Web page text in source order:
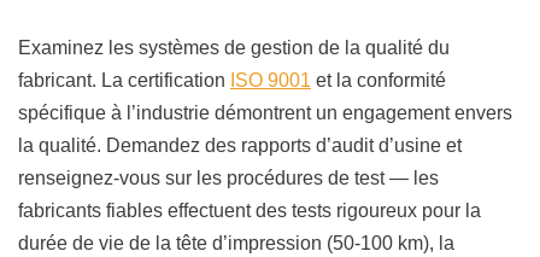
Examinez les systèmes de gestion de la qualité du
fabricant. La certification ISO 9001 et la conformité
spécifique à l’industrie démontrent un engagement envers
la qualité. Demandez des rapports d’audit d’usine et
renseignez-vous sur les procédures de test — les
fabricants fiables effectuent des tests rigoureux pour la
durée de vie de la tête d’impression (50-100 km), la